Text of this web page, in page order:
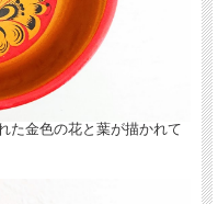
た金色の花と葉が描かれて